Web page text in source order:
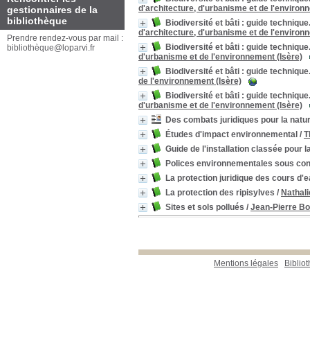
d'architecture, d'urbanisme et de
Biodiversité et bâti : guide
d'architecture, d'urbanisme et de
Biodiversité et bâti : guide
d'urbanisme et de l'environnement (Isère)
Biodiversité et bâti : guide
de l'environnement (Isère)
Biodiversité et bâti : guide
d'urbanisme et de l'environnement (Isère)
Des combats juridiques pour la
Études d'impact environnemental /
Guide de l'installation classée pour
Polices environnementales sous
La protection juridique des cours
La protection des ripisylves /
Sites et sols pollués / Jean-Pierre
Mentions légales
gestionnaires de la
bibliothèque
Prendre rendez-vous par mail :
bibliothèque@loparvi.fr